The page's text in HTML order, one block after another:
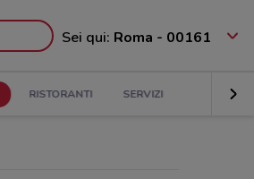
Sei qui: Roma - 00161
RISTORANTI SERVIZI